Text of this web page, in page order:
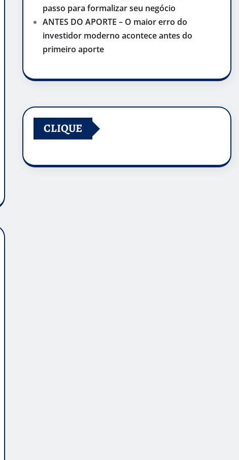
passo para formalizar seu negócio
ANTES DO APORTE – O maior erro do
investidor moderno acontece antes do
primeiro aporte
CLIQUE